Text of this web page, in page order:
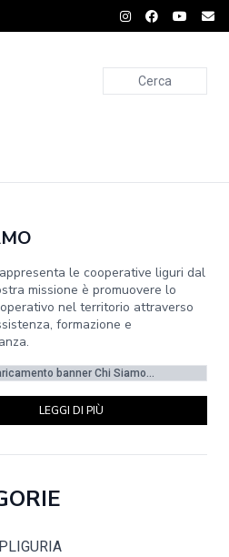
Cerca
le cooperative liguri dal
missione è promuovere lo
nel territorio attraverso
formazione e
banner Chi Siamo...
LEGGI DI PIÙ